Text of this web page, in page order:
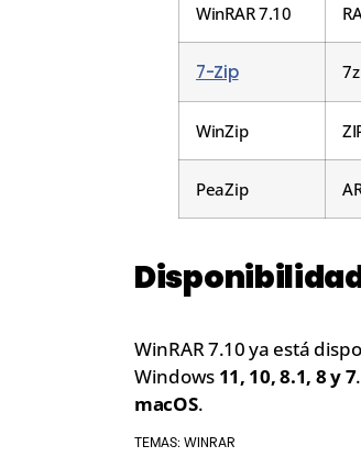
WinRAR 7.10
7-Zip 7z
WinZip
PeaZip
WinRAR 7.10 ya está
Windows 11, 10, 8.1, 8 y 7
macOS.
TEMAS: WINRAR